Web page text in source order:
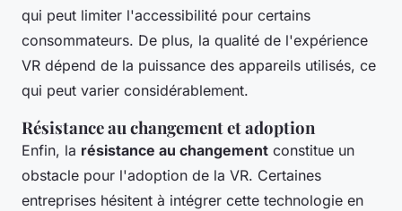
qui peut limiter l'accessibilité pour certains
consommateurs. De plus, la qualité de l'expérience
VR dépend de la puissance des appareils utilisés, ce
qui peut varier considérablement.
Résistance au changement et adoption
Enfin, la résistance au changement constitue un
obstacle pour l'adoption de la VR. Certaines
entreprises hésitent à intégrer cette technologie en